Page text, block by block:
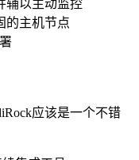
辅以主动监控
的主机节点
应该是一个不错